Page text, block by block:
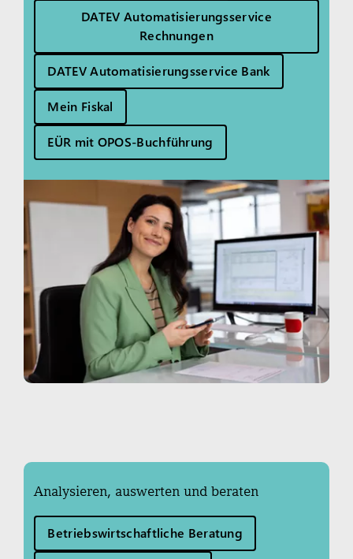
DATEV Automatisierungsservice
Rechnungen
DATEV Automatisierungsservice Bank
Mein Fiskal
EÜR mit OPOS-Buchführung
Analysieren, auswerten und beraten
Betriebswirtschaftliche Beratung